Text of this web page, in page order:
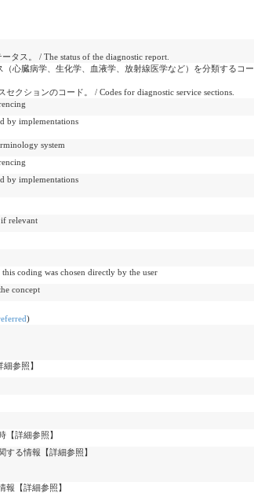
タス。 / The status of the diagnostic report.
心臓病学、生化学、血液学、放射線医学など）を分類するコー
セクションのコード。 / Codes for diagnostic service sections.
by implementations
system
by implementations
relevant
coding was chosen directly by the user
concept
)
参照】
【詳細参照】
る情報【詳細参照】
【詳細参照】